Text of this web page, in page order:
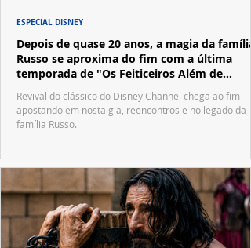
Depois de quase 20 anos, a magia da família
Russo se aproxima do fim com a última
temporada de "Os Feiticeiros Além de
Waverly Place"
Revival do clássico do Disney Channel chega ao fim
apostando em nostalgia, reencontros e no legado da
família Russo.
ESPECIAL DISNEY